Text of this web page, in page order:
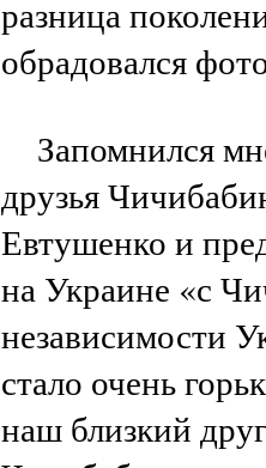
разница
обрадовался
Запомнился
друзья
Евтушенко и
на Украине «с
независимости
стало очень
наш близкий